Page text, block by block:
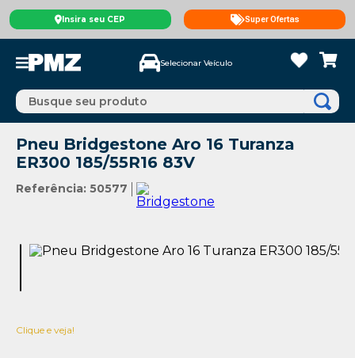
Insira seu CEP Super Ofertas
Selecionar Veículo
Busque seu produto
Pneu Bridgestone Aro 16 Turanza
ER300 185/55R16 83V
Referência: 50577
Clique e veja!